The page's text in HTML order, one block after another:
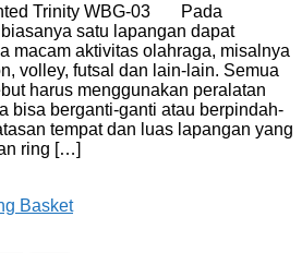
Trinity WBG-03 Pada
satu lapangan dapat
macam aktivitas olahraga, misalnya
volley, futsal dan lain-lain. Semua
harus menggunakan peralatan
bisa berganti-ganti atau berpindah-
tempat dan luas lapangan yang
ring […]
Basket